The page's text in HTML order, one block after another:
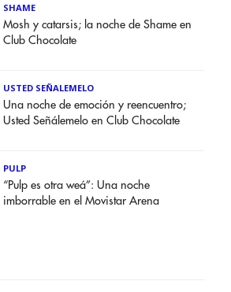
SHAME
Mosh y catarsis; la noche de Shame en
Club Chocolate
USTED SEÑALEMELO
Una noche de emoción y reencuentro;
Usted Señálemelo en Club Chocolate
PULP
“Pulp es otra weá”: Una noche
imborrable en el Movistar Arena